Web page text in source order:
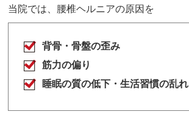
当院では、腰椎ヘルニアの原因を
背骨・骨盤の歪み
筋力の偏り
睡眠の質の低下・生活習慣の乱れ